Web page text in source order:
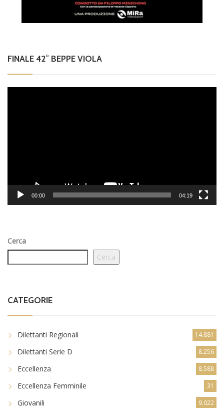
FINALE 42° BEPPE VIOLA
00:00 04:19
Cerca
Cerca
CATEGORIE
Dilettanti Regionali 14.881
Dilettanti Serie D 8.256
Eccellenza 8.588
Eccellenza Femminile 31
Giovanili 9.022